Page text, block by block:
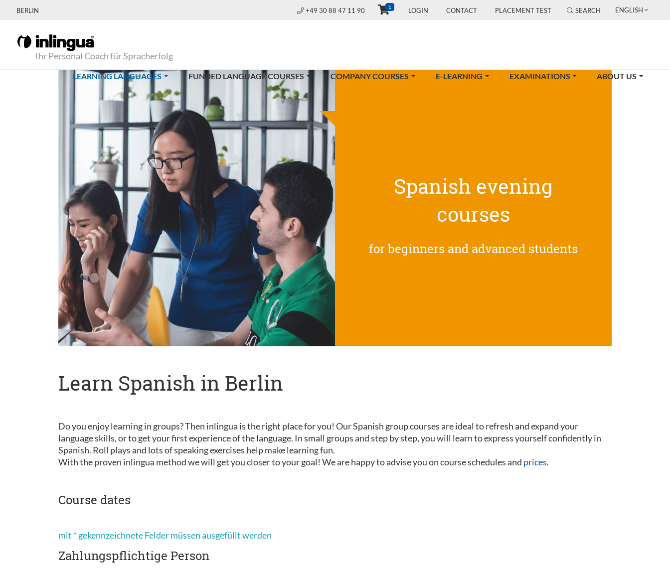
BERLIN +49 30 88 47 11 90 1 LOGIN CONTACT PLACEMENT TEST SEARCH ENGLISH
Ihr Personal Coach für Spracherfolg
LEARNING LANGUAGES(CURRENT)FUNDED LANGUAGE COURSES COMPANY COURSES E-LEARNING EXAMINATIONS ABOUT US
Spanish evening
courses
for beginners and advanced students
Learn Spanish in Berlin
Do you enjoy learning in groups? Then inlingua is the right place for you! Our Spanish group courses are ideal to refresh and expand your
language skills, or to get your first experience of the language. In small groups and step by step, you will learn to express yourself confidently in
Spanish. Roll plays and lots of speaking exercises help make learning fun.
With the proven inlingua method we will get you closer to your goal! We are happy to advise you on course schedules and prices.
Course dates
mit * gekennzeichnete Felder müssen ausgefüllt werden
Zahlungspflichtige Person